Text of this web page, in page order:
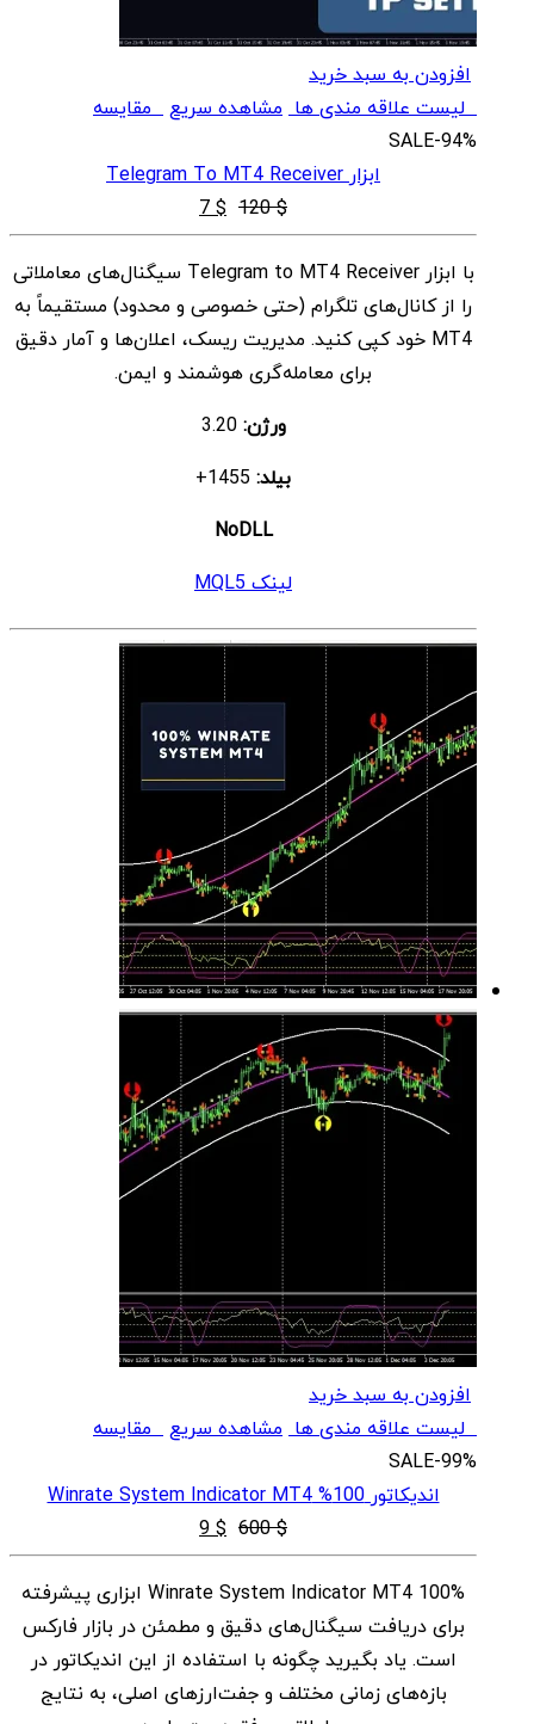
افزودن به سبد خرید
لیست علاقه مندی ها مشاهده سریعمقایسه
SALE-94%
ابزار Telegram To MT4 Receiver
$
120
قیمت
اصلی
$ 120
بود.
$
7 قیمت
فعلی
$ 7
است.
با ابزار Telegram to MT4 Receiver سیگنال‌های معاملاتی
را از کانال‌های تلگرام (حتی خصوصی و محدود) مستقیماً به
MT4 خود کپی کنید. مدیریت ریسک، اعلان‌ها و آمار دقیق
برای معامله‌گری هوشمند و ایمن.
ورژن:3.20
بیلد:
NoDLL
لینک MQL5
افزودن به سبد خرید
لیست علاقه مندی ها مشاهده سریعمقایسه
SALE-99%
اندیکاتور 100% Winrate System Indicator MT4
$
600
قیمت
اصلی
$ 600
بود.
$
9 قیمت
فعلی
$ 9
است.
100% Winrate System Indicator MT4 ابزاری پیشرفته
برای دریافت سیگنال‌های دقیق و مطمئن در بازار فارکس
است. یاد بگیرید چگونه با استفاده از این اندیکاتور در
بازه‌های زمانی مختلف و جفت‌ارزهای اصلی، به نتایج